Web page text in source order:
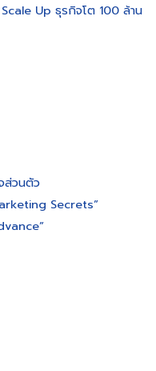
Up ธุรกิจโต 100 ล้าน
ส่วนตัว
Secrets”